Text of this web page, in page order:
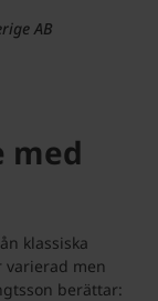
AB
med
klassiska
varierad men
berättar: